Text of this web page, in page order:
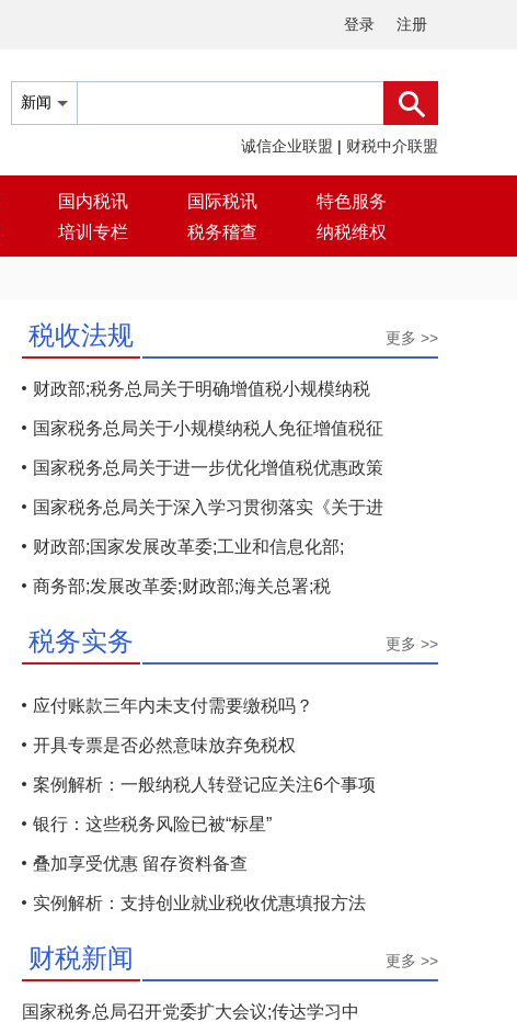
登录 注册
诚信企业联盟 | 财税中介联盟
国内税讯 国际税讯
特色服务
培训专栏 税务稽查 纳税维权
税收法规 更多 >>
财政部;税务总局关于明确增值税小规模纳税
国家税务总局关于小规模纳税人免征增值税征
国家税务总局关于进一步优化增值税优惠政策
国家税务总局关于深入学习贯彻落实《关于进
财政部;国家发展改革委;工业和信息化部;
商务部;发展改革委;财政部;海关总署;税
税务实务 更多 >>
应付账款三年内未支付需要缴税吗？
开具专票是否必然意味放弃免税权
案例解析：一般纳税人转登记应关注6个事项
银行：这些税务风险已被“标星”
叠加享受优惠 留存资料备查
实例解析：支持创业就业税收优惠填报方法
财税新闻 更多 >>
国家税务总局召开党委扩大会议;传达学习中